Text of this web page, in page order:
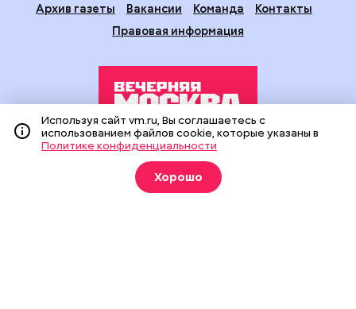
Архив газеты
Вакансии Команда
Контакты
Правовая информация
Издание создано при финансовой поддержке Департамента
средств массовой информации и рекламы города Москвы.
На сайте применяются рекомендательные технологии
(информационные технологии предоставления информации
Используя сайт vm.ru, Вы соглашаетесь с
использованием файлов cookie, которые указаны в
Политике конфиденциальности
Хорошо